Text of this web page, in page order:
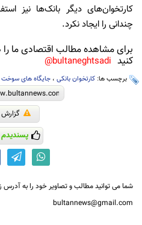
کارتخوان‌های دیگر بانک‌ها نیز
چندانی را ایجاد نکرد.
برای مشاهده مطالب اقتصادی ما را
کنید bultaneghtsadi@
برچسب ها: کارتخوان بانکی ، جایگاه های سوخت
پسندیدم
شما می توانید مطالب و تصاویر خود را به آدرس
bultannews@gmail.com